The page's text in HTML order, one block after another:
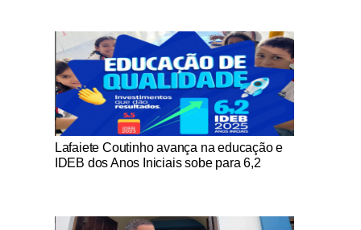
Notícias Católicas
Lafaiete Coutinho avança na educação e
IDEB dos Anos Iniciais sobe para 6,2